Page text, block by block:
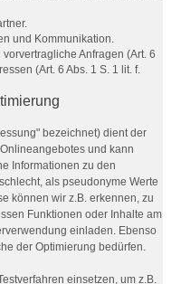
und Kommunikation.
Anfragen (Art. 6
(Art. 6 Abs. 1 S. 1 lit. f.
bezeichnet) dient der
und kann
Informationen zu den
als pseudonyme Werte
können wir z.B. erkennen, zu
Funktionen oder Inhalte am
einladen. Ebenso
der Optimierung bedürfen.
einsetzen, um z.B.